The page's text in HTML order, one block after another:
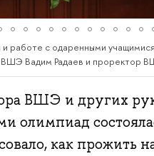
работе с одаренными
Вадим Радаев и проректор
ВШЭ и других
олимпиад
как прожить